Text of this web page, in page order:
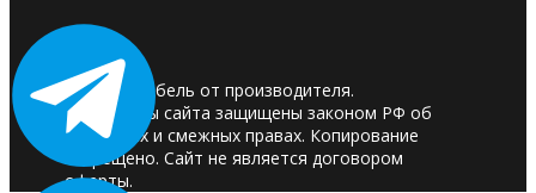
© 2025. Мебель от производителя.
Материалы сайта защищены законом РФ об
авторских и смежных правах. Копирование
запрещено. Сайт не является договором
оферты.